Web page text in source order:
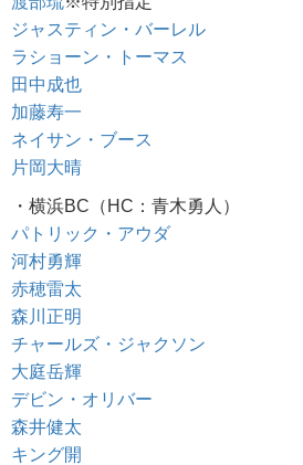
ジャスティン・バーレル
ラショーン・トーマス
田中成也
加藤寿一
ネイサン・ブース
片岡大晴
・横浜BC（HC：青木勇人）
パトリック・アウダ
河村勇輝
赤穂雷太
森川正明
チャールズ・ジャクソン
大庭岳輝
デビン・オリバー
森井健太
キング開